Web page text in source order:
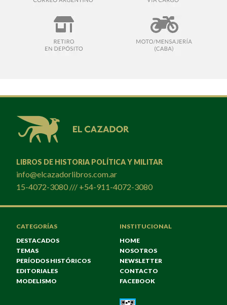
LIBROS DE HISTORIA POLÍTICA Y MILITAR
info@elcazadorlibros.com.ar
15-4072-3080 /// +54-911-4072-3080
CATEGORÍAS
DESTACADOS
TEMAS
PERÍODOS HISTÓRICOS
EDITORIALES
MODELISMO
INSTITUCIONAL
HOME
NOSOTROS
NEWSLETTER
CONTACTO
FACEBOOK